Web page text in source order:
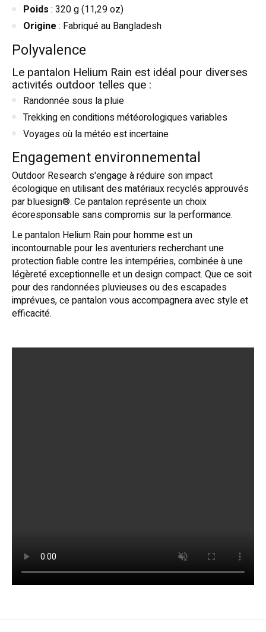
Poids : 320 g (11,29 oz)
Origine : Fabriqué au Bangladesh
Polyvalence
Le pantalon Helium Rain est idéal pour diverses
activités outdoor telles que :
Randonnée sous la pluie
Trekking en conditions météorologiques variables
Voyages où la météo est incertaine
Engagement environnemental
Outdoor Research s'engage à réduire son impact
écologique en utilisant des matériaux recyclés approuvés
par bluesign®. Ce pantalon représente un choix
écoresponsable sans compromis sur la performance.
Le pantalon Helium Rain pour homme est un
incontournable pour les aventuriers recherchant une
protection fiable contre les intempéries, combinée à une
légèreté exceptionnelle et un design compact. Que ce soit
pour des randonnées pluvieuses ou des escapades
imprévues, ce pantalon vous accompagnera avec style et
efficacité.